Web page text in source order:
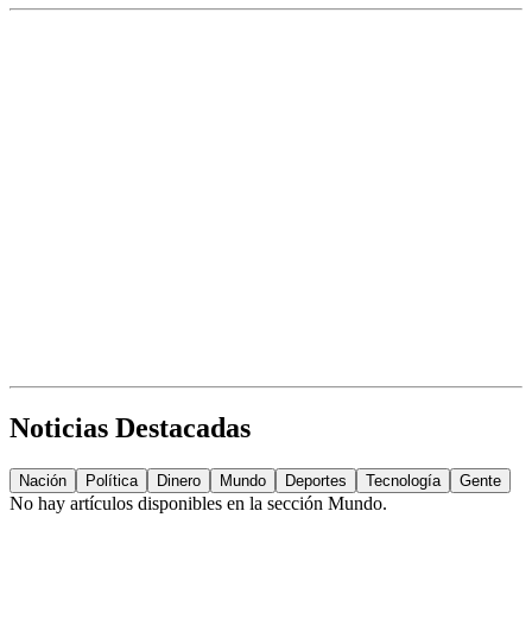
Noticias Destacadas
Nación Política Dinero Mundo Deportes Tecnología Gente
No hay artículos disponibles en la sección Mundo.